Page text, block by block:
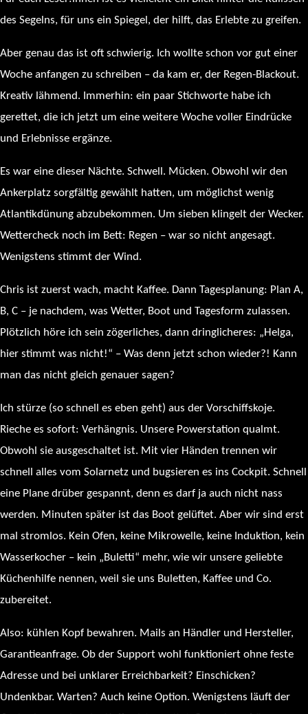
des Segelns, für uns ein Spiegel, der hilft, das Erlebte zu greifen.
Aber genau das ist oft schwierig. Ich wollte schon vor gut einer
Woche anfangen zu schreiben – da kam er, der Regen-Blackout.
Kreativ lähmend. Immerhin: ein paar Stichworte habe ich
gerettet, die ich jetzt um eine weitere Woche voller Eindrücke
und Erlebnisse ergänze.
Es war eine dieser Nächte. Schwell. Mücken. Obwohl wir den
Ankerplatz sorgfältig gewählt hatten, um möglichst wenig
Atlantikdünung abzubekommen. Um sieben klingelt der Wecker.
Wettercheck noch im Bett: Regen – war so nicht angesagt.
Wenigstens stimmt der Wind.
Chris ist zuerst wach, macht Kaffee. Dann Tagesplanung: Plan A,
B, C – je nachdem, was Wetter, Boot und Tagesform zulassen.
Plötzlich höre ich sein zögerliches, dann dringlicheres: „Helga,
hier stimmt was nicht!“ – Was denn jetzt schon wieder?! Kann
man das nicht gleich genauer sagen?
Ich stürze (so schnell es eben geht) aus der Vorschiffskoje.
Rieche es sofort: Verhängnis. Unsere Powerstation qualmt.
Obwohl sie ausgeschaltet ist. Mit vier Händen trennen wir
schnell alles vom Solarnetz und bugsieren es ins Cockpit. Schnell
eine Plane drüber gespannt, denn es darf ja auch nicht nass
werden. Minuten später ist das Boot gelüftet. Aber wir sind erst
mal stromlos. Kein Ofen, keine Mikrowelle, keine Induktion, kein
Wasserkocher – kein „Buletti“ mehr, wie wir unsere geliebte
Küchenhilfe nennen, weil sie uns Buletten, Kaffee und Co.
zubereitet.
Also: kühlen Kopf bewahren. Mails an Händler und Hersteller,
Garantieanfrage. Ob der Support wohl funktioniert ohne feste
Adresse und bei unklarer Erreichbarkeit? Einschicken?
Undenkbar. Warten? Auch keine Option. Wenigstens läuft der